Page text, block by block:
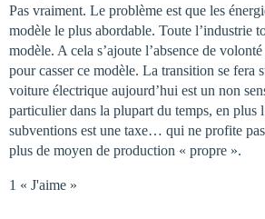
Pas vraiment. Le problème est que les
modèle le plus abordable. Toute l’industrie
modèle. A cela s’ajoute l’absence de
pour casser ce modèle. La transition se fera
voiture électrique aujourd’hui est un non
particulier dans la plupart du temps, en plus
subventions est une taxe… qui ne profite
plus de moyen de production « propre ».
1 « J'aime »